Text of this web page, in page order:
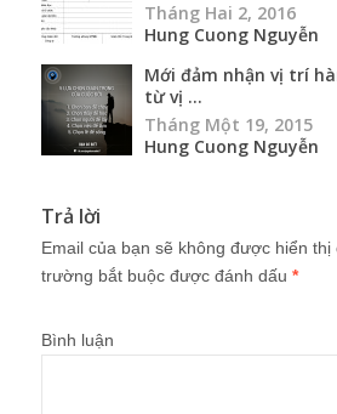
Tháng Hai 2, 2016
Hung Cuong Nguyễn
Mới đảm nhận vị trí
từ vị ...
Tháng Một 19, 2015
Hung Cuong Nguyễn
Trả lời
Email của bạn sẽ không được hiển thị
trường bắt buộc được đánh dấu *
Bình luận